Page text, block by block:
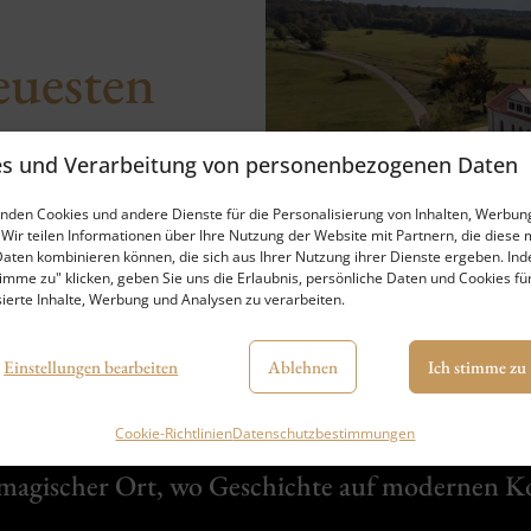
und Verarbeitung von personenbezogenen Daten
Cookies und andere Dienste für die Personalisierung von Inhalten,
teilen Informationen über Ihre Nutzung der Website mit Partnern, die diese
kombinieren können, die sich aus Ihrer Nutzung ihrer Dienste ergeben.
zu" klicken, geben Sie uns die Erlaubnis, persönliche Daten und Cookies
Inhalte, Werbung und Analysen zu verarbeiten.
Ich stimme zu
Ablehnen
Einstellungen bearbeiten
Cookie-RichtlinienDatenschutzbestimmungen
an
ABONNIEREN
Ort, wo Geschichte auf